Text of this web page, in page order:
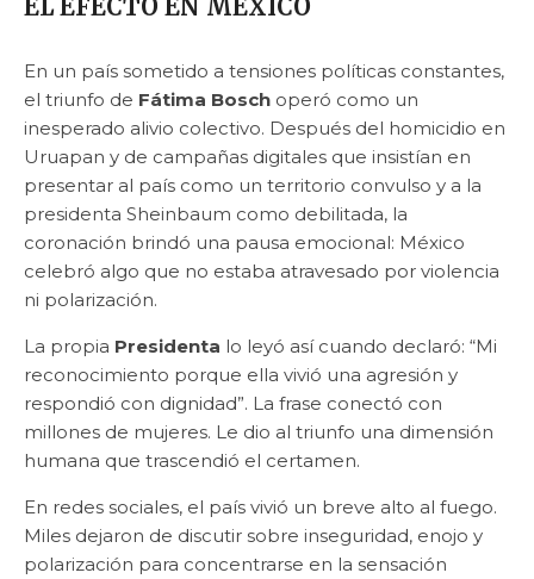
EL EFECTO EN MÉXICO
En un país sometido a tensiones políticas constantes,
el triunfo de Fátima Bosch operó como un
inesperado alivio colectivo. Después del homicidio en
Uruapan y de campañas digitales que insistían en
presentar al país como un territorio convulso y a la
presidenta Sheinbaum como debilitada, la
coronación brindó una pausa emocional: México
celebró algo que no estaba atravesado por violencia
ni polarización.
La propia Presidenta lo leyó así cuando declaró: “Mi
reconocimiento porque ella vivió una agresión y
respondió con dignidad”. La frase conectó con
millones de mujeres. Le dio al triunfo una dimensión
humana que trascendió el certamen.
En redes sociales, el país vivió un breve alto al fuego.
Miles dejaron de discutir sobre inseguridad, enojo y
polarización para concentrarse en la sensación